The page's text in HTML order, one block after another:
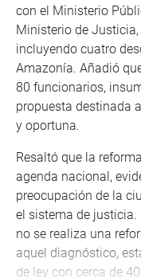
con el Ministerio
Ministerio de
incluyendo cuatro
Amazonía. Añadió
80 funcionarios,
propuesta destinada
y oportuna.
Resaltó que la
agenda nacional,
preocupación de la
el sistema de justicia.
no se realiza una
aquel diagnóstico,
de ley con cerca de